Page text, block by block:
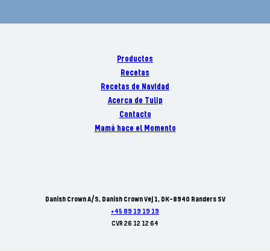
Productos
Recetas
Recetas de Navidad
Acerca de Tulip
Contacto
Mamá hace el Momento
Danish Crown A/S, Danish Crown Vej 1, DK-8940 Randers SV
+45 89 19 19 19
CVR 26 12 12 64